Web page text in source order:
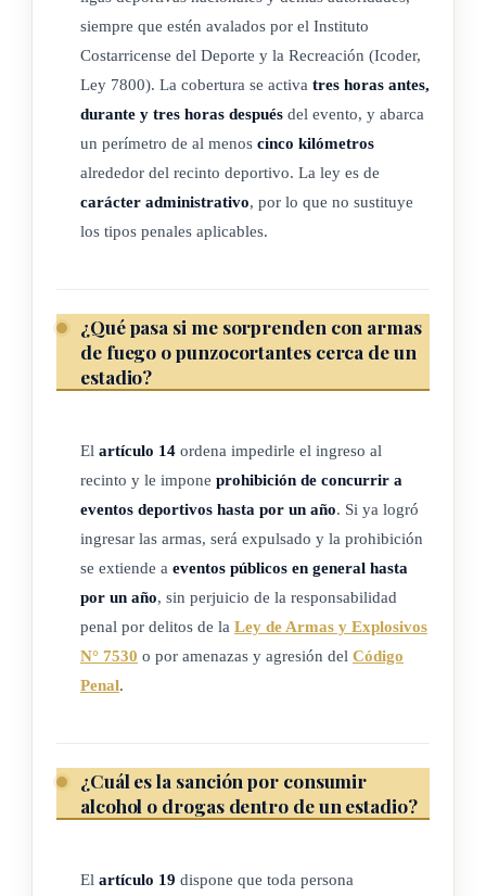
El evento deportivo deberá ser organizado por entidades
deportivas de carácter nacional, en el marco de la Ley 7800,
Creación del Instituto Costarricense del Deporte y la
Recreación y del Régimen Jurídico de la Educación Física, el
Deporte y la Recreación, de 30 de abril de 1998, así como
por las competiciones, los eventos y los espectáculos
deportivos, nacionales o internacionales, organizados,
celebrados y autorizados por las federaciones, ligas
del Deporte y la Recreación (lcoder) y en un perímetro de al
menos cinco kilómetros del recinto deportivo en el que se
Será complementaria a la normativa vigente del Ministerio de
Seguridad para regular el comportamiento en los eventos
deportivos, así como del Instituto Costarricense del Deporte y
la Recreación.
El carácter de esta ley es administrativo, por lo que no altera
los tipos penales o instituciones civiles existentes a su entrada
en vigencia.
agosto del 2020)
siempre que estén avalados por el Instituto
Costarricense del Deporte y la Recreación (Icoder,
Ley 7800). La cobertura se activa tres horas antes,
durante y tres horas después del evento, y abarca
un perímetro de al menos cinco kilómetros
alrededor del recinto deportivo. La ley es de
carácter administrativo, por lo que no sustituye
los tipos penales aplicables.
¿Qué pasa si me sorprenden con armas
de fuego o punzocortantes cerca de un
estadio?
El artículo 14 ordena impedirle el ingreso al
recinto y le impone prohibición de concurrir a
eventos deportivos hasta por un año. Si ya logró
ingresar las armas, será expulsado y la prohibición
se extiende a eventos públicos en general hasta
por un año, sin perjuicio de la responsabilidad
penal por delitos de la Ley de Armas y Explosivos
N° 7530 o por amenazas y agresión del Código
Penal.
¿Cuál es la sanción por consumir
alcohol o drogas dentro de un estadio?
El artículo 19 dispone que toda persona